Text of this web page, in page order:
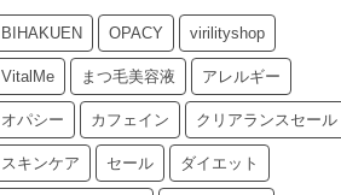
BIHAKUEN OPACY virilityshop
VitalMe まつ毛美容液 アレルギー
オパシー カフェイン クリアランスセール
スキンケア セール ダイエット